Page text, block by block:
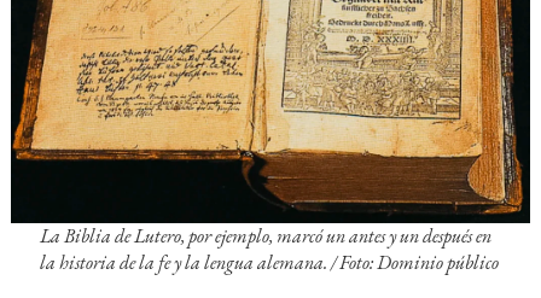
La Biblia de Lutero, por ejemplo, marcó un antes y un después en
la historia de la fe y la lengua alemana. / Foto: Dominio público